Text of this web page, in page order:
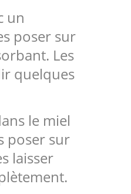
un
poser sur
Les
quelques
le miel
poser sur
laisser